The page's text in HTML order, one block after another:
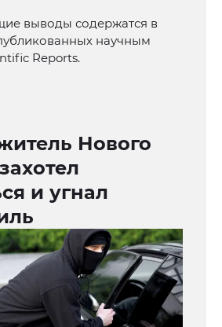
выводы содержатся в
научным
Reports.
Нового
и угнал